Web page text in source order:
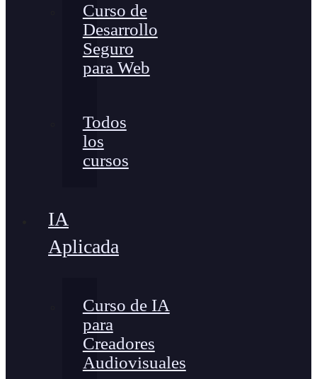
Curso de
Desarrollo
Seguro
para Web
Todos
los
cursos
IA
Aplicada
Curso de IA
para
Creadores
Audiovisuales